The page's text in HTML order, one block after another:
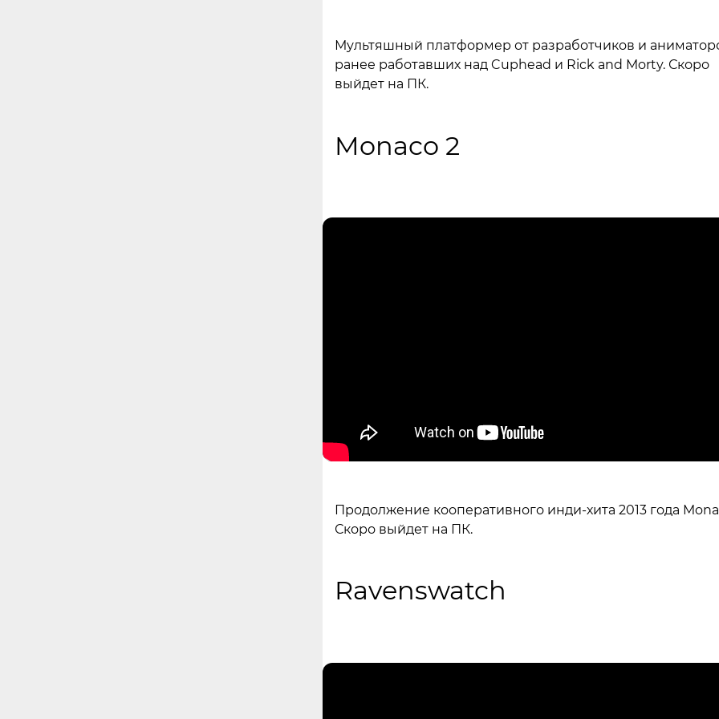
Мультяшный платформер от разработчиков и
ранее работавших над Cuphead и Rick and Morty. Скоро
выйдет на ПК.
Monaco 2
Продолжение кооперативного инди-хита 2013 года
Скоро выйдет на ПК.
Ravenswatch